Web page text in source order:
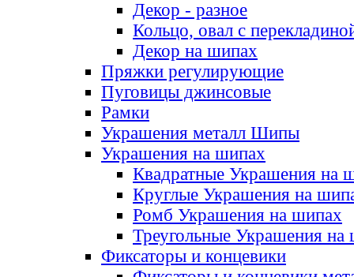
Декор - разное
Кольцо, овал с
Декор на шипах
Пряжки регулирующие
Пуговицы джинсовые
Рамки
Украшения металл Шипы
Украшения на шипах
Квадратные Украшения на
Круглые Украшения на
Ромб Украшения на шипах
Треугольные Украшения на
Фиксаторы и концевики